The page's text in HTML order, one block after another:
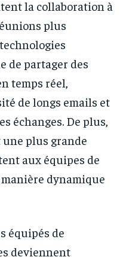
la collaboration à
plus
de partager des
temps réel,
de longs emails et
échanges. De plus,
une plus grande
aux équipes de
dynamique
équipés de
deviennent